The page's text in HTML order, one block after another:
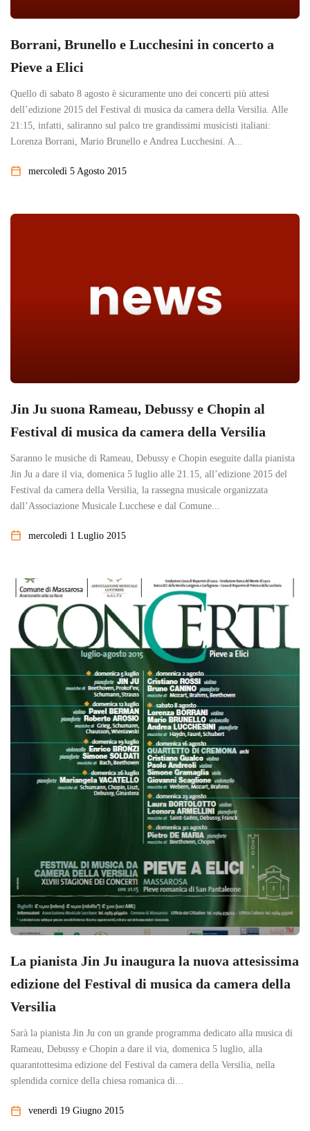
Borrani, Brunello e Lucchesini in concerto a
Pieve a Elici
Quello di sabato 8 agosto è sicuramente uno dei concerti più attesi
dell’edizione 2015 del Festival di musica da camera della Versilia. Alle
21:15, infatti, saliranno sul palco tre grandissimi musicisti italiani:
Lorenza Borrani, Mario Brunello e Andrea Lucchesini. A...
mercoledì 5 Agosto 2015
Jin Ju suona Rameau, Debussy e Chopin al
Festival di musica da camera della Versilia
Saranno le musiche di Rameau, Debussy e Chopin eseguite dalla pianista
Jin Ju a dare il via, domenica 5 luglio alle 21.15, all’edizione 2015 del
Festival da camera della Versilia, la rassegna musicale organizzata
dall’Associazione Musicale Lucchese e dal Comune...
mercoledì 1 Luglio 2015
La pianista Jin Ju inaugura la nuova attesissima
edizione del Festival di musica da camera della
Versilia
Sarà la pianista Jin Ju con un grande programma dedicato alla musica di
Rameau, Debussy e Chopin a dare il via, domenica 5 luglio, alla
quarantottesima edizione del Festival da camera della Versilia, nella
splendida cornice della chiesa romanica di...
venerdì 19 Giugno 2015